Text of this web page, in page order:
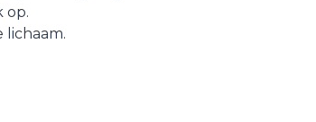
op.
lichaam.